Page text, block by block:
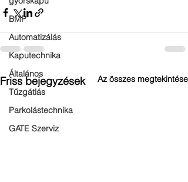
BMP
Automatizálás
Kaputechnika
Általános
Tűzgátlás
Parkolástechnika
GATE Szerviz
Friss bejegyzések Az összes megtekintése